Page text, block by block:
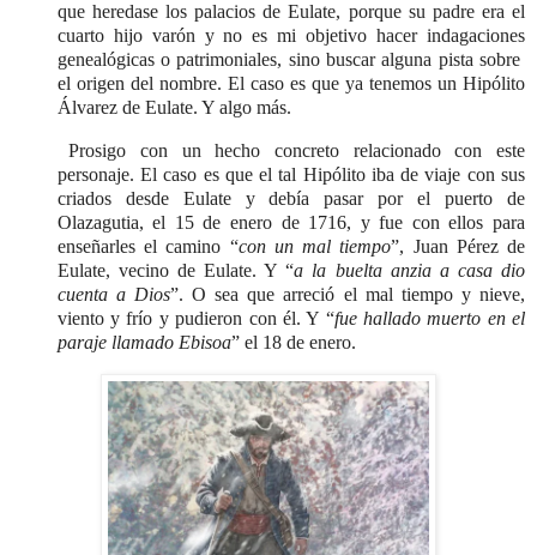
que heredase los palacios de Eulate, porque su padre era el
cuarto hijo varón y no es mi objetivo hacer indagaciones
genealógicas o patrimoniales, sino buscar alguna pista sobre
el origen del nombre. El caso es que ya tenemos un Hipólito
Álvarez de Eulate. Y algo más.
Prosigo con un hecho concreto relacionado con este
personaje. El caso es que el tal Hipólito iba de viaje con sus
criados desde Eulate y debía pasar por el puerto de
Olazagutia, el 15 de enero de 1716, y fue con ellos para
enseñarles el camino “con un mal tiempo”, Juan Pérez de
Eulate, vecino de Eulate. Y “a la buelta anzia a casa dio
cuenta a Dios”. O sea que arreció el mal tiempo y nieve,
viento y frío y pudieron con él. Y “fue hallado muerto en el
paraje llamado Ebisoa” el 18 de enero.